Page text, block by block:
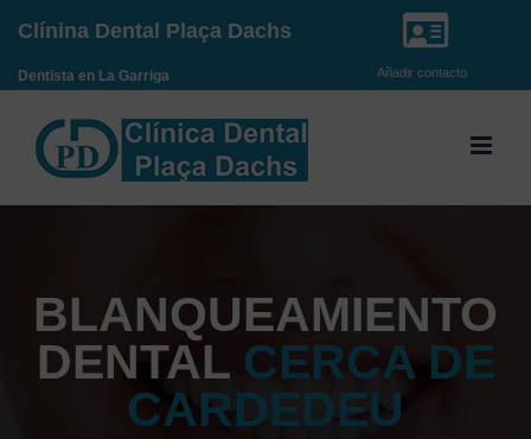
Saltar
Clínina Dental Plaça Dachs
Dentista en La Garriga Añadir contacto
BLANQUEAMIENTO
DENTAL CERCA DE
CARDEDEU